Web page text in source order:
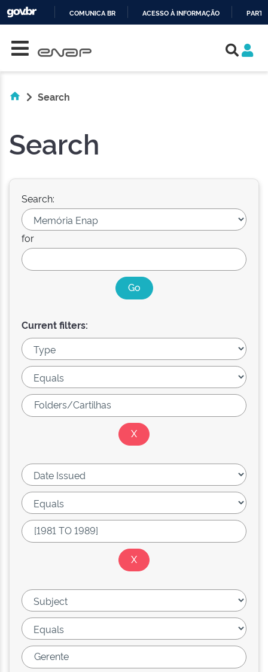
COMUNICA BR ACESSO À INFORMAÇÃO
Search
Search
Search:
for
Current filters: